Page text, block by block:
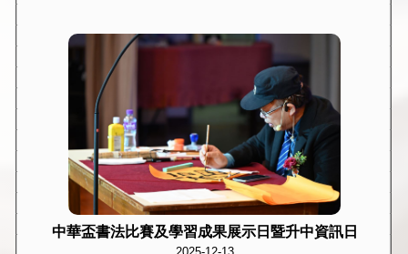
中華盃書法比賽及學習成果展示日暨升中資訊日